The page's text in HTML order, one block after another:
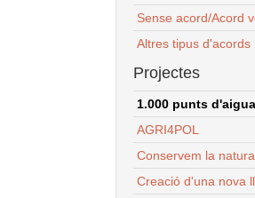
Sense acord/Acord
Altres tipus d'acords
Projectes
1.000 punts
AGRI4POL
Conservem la
Creació d'una nova